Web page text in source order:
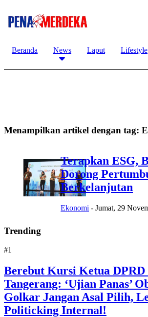
Beranda News Laput Lifestyle
Menampilkan artikel dengan tag:
Terapkan ESG,
Dorong
Berkelanjutan
Ekonomi - Jumat, 29
Trending
#1
Berebut Kursi Ketua DPRD
Tangerang: ‘Ujian Panas’
Golkar Jangan Asal Pilih,
Politicking Internal!